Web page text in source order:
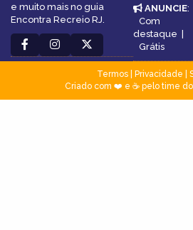
e muito mais no guia
Encontra Recreio RJ.
ANUNCIE:
Com
destaque |
Grátis
Termos| Privacidade
Criado com ❤️ e ☕ pelo time